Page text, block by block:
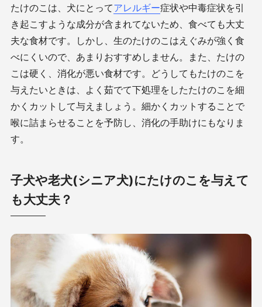
たけのこは、犬にとってアレルギー症状や中毒症状を引
き起こすような成分が含まれてないため、食べても大丈
夫な食材です。しかし、生のたけのこはえぐみが強く食
べにくいので、あまりおすすめしません。また、たけの
こは硬く、消化が悪い食材です。どうしてもたけのこを
与えたいときは、よく茹でて下処理をしたたけのこを細
かくカットして与えましょう。細かくカットすることで
喉に詰まらせることを予防し、消化の手助けにもなりま
す。
子犬や老犬(シニア犬)にたけのこを与えて
も大丈夫？